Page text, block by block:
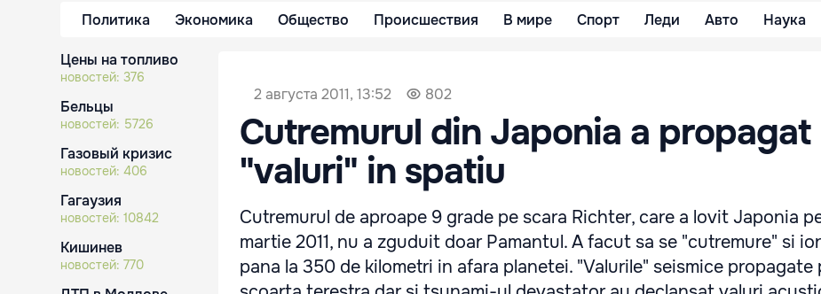
Политика Экономика Общество Происшествия В мире Спорт Леди Авто Наука
Цены на топливо
новостей: 376
Бельцы
новостей: 5726
Газовый кризис
новостей: 406
Гагаузия
новостей: 10842
Кишинев
новостей: 770
2 августа 2011, 13:52 802
Cutremurul din Japonia a propagat
"valuri" in spatiu
Cutremurul de aproape 9 grade pe scara Richter, care a lovit Japonia pe
martie 2011, nu a zguduit doar Pamantul. A facut sa se "cutremure" si
pana la 350 de kilometri in afara planetei. "Valurile" seismice propagate